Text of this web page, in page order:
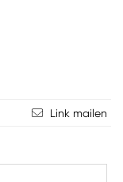
Link mailen